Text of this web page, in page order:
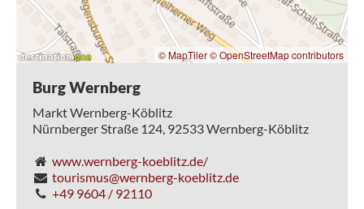
Besitz der Leuchtenberger. Ab 1646 war die Herrschaft
Wernberg und damit die Burg bis auf wenige Jahre im
Besitz der Wittelsbacher. Die Burg war Sitz des Pflegamtes
Wernberg mit dem sie zusammen mit der Landgrafschaft
Leuchtenberg zwischen 1803 und 1806 im bayerischen
Staatsverband aufging. Die Gebäude wurden anschließend
als Rentamt, Forstamt und schließlich als Strafanstalt
genutzt und verfielen immer mehr. Nach dem Verkauf durch
erwarb 1919 Graf von Schall-Riaucour die Feste und
restaurierte verschiedene Gebäude. Die Marktgemeinde
Wernberg-Köblitz kaufte 1992 die Burg Wernberg und
© MapTiler© OpenStreetMap contributors
Burg Wernberg
Markt Wernberg-Köblitz
Nürnberger Straße 124, 92533Wernberg-Köblitz
www.wernberg-koeblitz.de/
tourismus@wernberg-koeblitz.de
+49 9604 / 92110